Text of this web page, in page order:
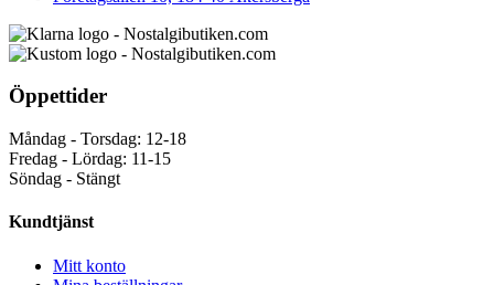
Öppettider
Måndag - Torsdag: 12-18
Fredag - Lördag: 11-15
Söndag - Stängt
Kundtjänst
Mitt konto